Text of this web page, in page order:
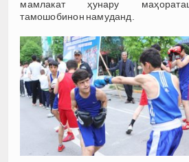
мамлакат ҳунару
тамошобинон намуданд.